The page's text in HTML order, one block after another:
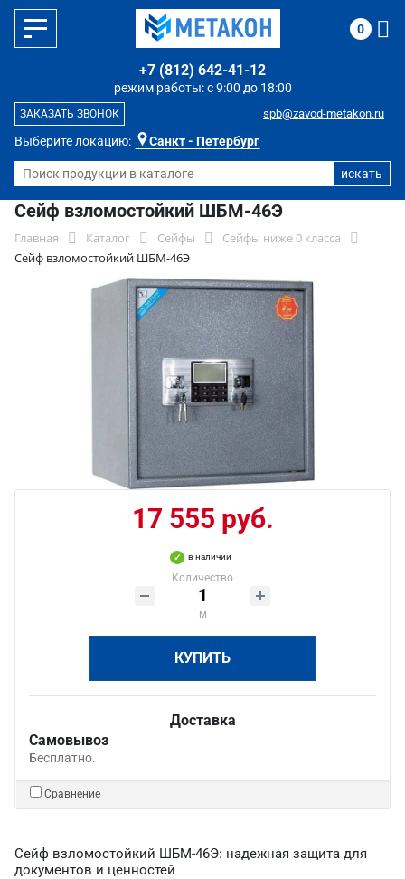
Выберите локацию: Санкт - Петербург
режим работы: с 9:00 до 18:00
+7 (812) 642-41-12
spb@zavod-metakon.ru
ЗАКАЗАТЬ ЗВОНОК
0
Сейф взломостойкий ШБМ-46Э
Главная Каталог Сейфы
Сейфы ниже 0 класса
Сейф взломостойкий ШБМ-46Э
17 555 руб.
в наличии
Количество
м
КУПИТЬ
Доставка
Самовывоз
Бесплатно.
Сравнение
Сейф взломостойкий ШБМ-46Э: надежная защита для
документов и ценностей